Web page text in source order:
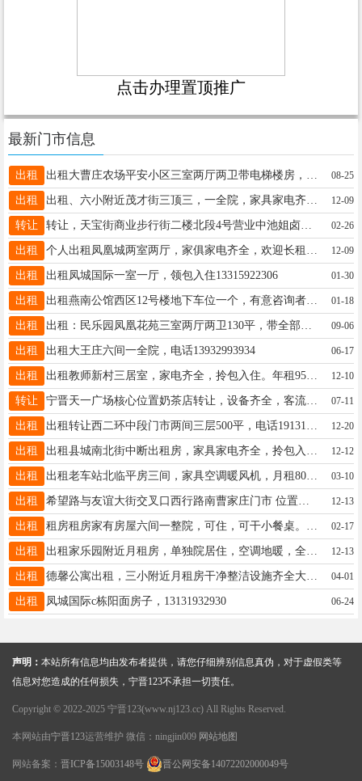
点击办理置顶推广
最新门市信息
出租 08-25
出租 12-09
转让 转让，天宝街商业步行街二楼北段4号营业中池姐卤肉饭因有事急转店铺，带设备技术。也可空转价格便宜接受就盈利，有意联系电微同号18931865630 02-26
出租 12-09
出租 出租凤城国际一室一厅，领包入住13315922306 01-30
出租 出租燕南公馆西区12号楼地下车位一个，有意咨询者，请打电话17731910639。 01-18
出租 09-06
出租 出租大王庄六间一全院，电话13932993934 06-17
出租 出租教师新村三居室，家电齐全，拎包入住。年租950015532920707 12-10
转让 宁晋天一广场核心位置奶茶店转让，设备齐全，客流量大，接手即可盈利，财富热线13473199807 07-11
出租 12-20
出租 12-12
出租 出租老车站北临平房三间，家具空调暖风机，月租800，详询15612960005 03-10
出租 希望路与友谊大街交叉口西行路南曹家庄门市 位置优越交通便利有意者联系电话1358269974713292186258 12-13
出租 02-17
出租 出租家乐园附近月租房，单独院居住，空调地暖，全新家具家电，独立卫生间能洗澡，价格实惠，免费网络，15130955335 12-13
出租 德馨公寓出租，三小附近月租房干净整洁设施齐全大阳卧一间电话15233970934 04-01
出租 凤城国际c栋阳面房子，13131932930 06-24
声明： 本站所有信息均由发布者提供，请您仔细辨别信息真伪，对于虚假类等
信息对您造成的任何损失，宁晋123不承担一切责任。
Copyright © 2022-2025 宁晋123(www.nj123.cc) All Rights Reserved.
本网站由宁晋123运营维护 微信：ningjin009 网站地图
网站备案： 晋ICP备15003148号 晋公网安备14072202000049号